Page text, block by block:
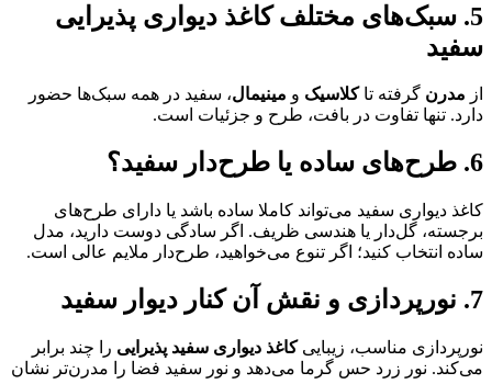
5. سبک‌های مختلف کاغذ دیواری پذیرایی
سفید
از مدرن گرفته تاکلاسیک و مینیمال، سفید در همه سبک‌ها حضور
دارد. تنها تفاوت در بافت، طرح و جزئیات است.
6. طرح‌های ساده یا طرح‌دار سفید؟
کاغذ دیواری سفید می‌تواند کاملا ساده باشد یا دارای طرح‌های
برجسته، گل‌دار یا هندسی ظریف. اگر سادگی دوست دارید، مدل
ساده انتخاب کنید؛ اگر تنوع می‌خواهید، طرح‌دار ملایم عالی است.
7. نورپردازی و نقش آن کنار دیوار سفید
نورپردازی مناسب، زیباییکاغذ دیواری سفید پذیرایی را چند برابر
می‌کند. نور زرد حس گرما می‌دهد و نور سفید فضا را مدرن‌تر نشان